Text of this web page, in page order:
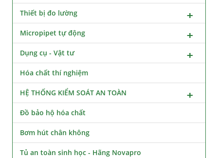
Thiết bị đo lường
Micropipet tự động
Dụng cụ - Vật tư
Hóa chất thí nghiệm
HỆ THỐNG KIỂM SOÁT AN TOÀN
Đồ bảo hộ hóa chất
Bơm hút chân không
Tủ an toàn sinh học - Hãng Novapro